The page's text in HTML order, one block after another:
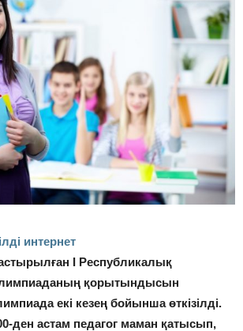
интернет
І Республикалық
қорытындысын
екі кезең бойынша өткізілді.
ден астам педагог маман қатысып,